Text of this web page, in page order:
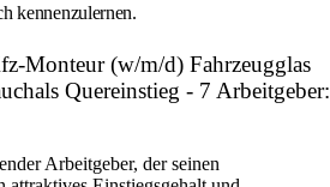
kennenzulernen.
Monteur (w/m/d) Fahrzeugglas
Quereinstieg - 7 Arbeitgeber:
Arbeitgeber, der seinen